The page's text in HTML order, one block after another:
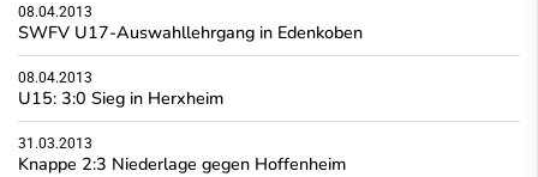
08.04.2013
SWFV U17-Auswahllehrgang in Edenkoben
08.04.2013
U15: 3:0 Sieg in Herxheim
31.03.2013
Knappe 2:3 Niederlage gegen Hoffenheim